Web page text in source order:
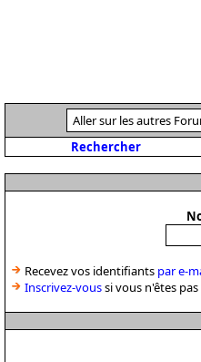
Rechercher
Recevez vos identifiants par e-
Inscrivez-voussi vous n'êtes